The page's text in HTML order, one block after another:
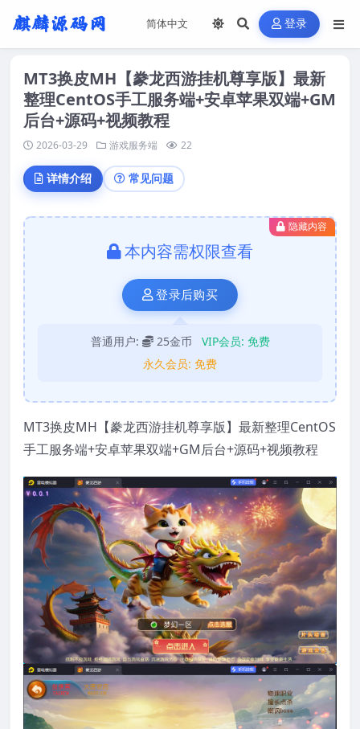
登录
MT3换皮MH【豢龙西游挂机尊享版】最新
整理CentOS手工服务端+安卓苹果双端+GM
后台+源码+视频教程
2026-03-29 游戏服务端 22
详情介绍 常见问题
隐藏内容
本内容需权限查看
登录后购买
普通用户: 25金币 VIP会员: 免费
永久会员: 免费
MT3换皮MH【豢龙西游挂机尊享版】最新整理CentOS
手工服务端+安卓苹果双端+GM后台+源码+视频教程